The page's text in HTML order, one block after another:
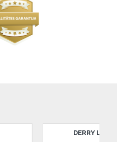
DERRY LED LAMPA